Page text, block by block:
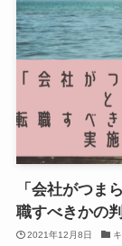
「会社がつま
職すべきかの
2021年12月8日